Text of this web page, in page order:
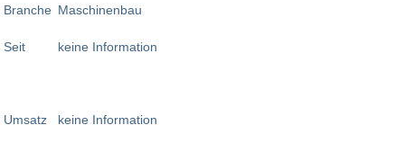
Branche
Seit
Umsatz
Maschinenbau
keine Information
keine Information